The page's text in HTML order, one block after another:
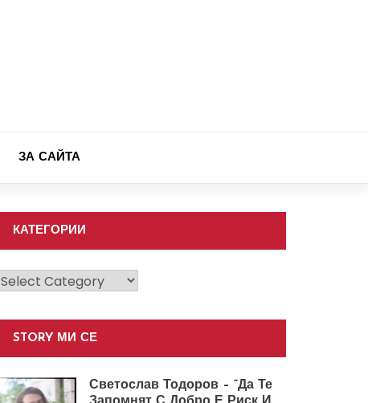
ЗА САЙТА
КАТЕГОРИИ
Категории
STORY МИ СЕ
Светослав Тодоров – “Да Те